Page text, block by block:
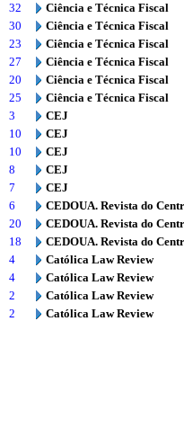
32
Ciência e Técnica Fiscal
30
Ciência e Técnica Fiscal
23
Ciência e Técnica Fiscal
27
Ciência e Técnica Fiscal
20
Ciência e Técnica Fiscal
25
Ciência e Técnica Fiscal
3
CEJ
10
CEJ
10
CEJ
8
CEJ
7
CEJ
6
CEDOUA. Revista do
20
CEDOUA. Revista do
18
CEDOUA. Revista do
4
Católica Law Review
4
Católica Law Review
2
Católica Law Review
2
Católica Law Review